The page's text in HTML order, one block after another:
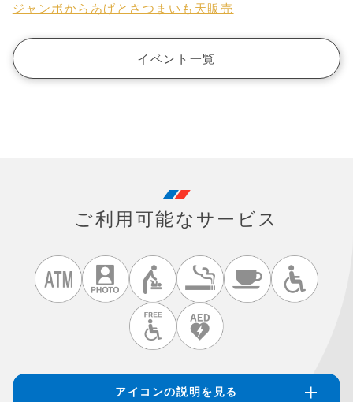
ジャンボからあげとさつまいも天販売
イベント一覧
ご利用可能なサービス
アイコンの説明を見る